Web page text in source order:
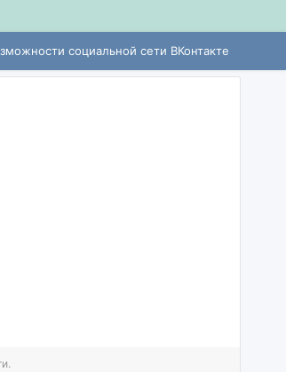
социальной сети ВКонтакте